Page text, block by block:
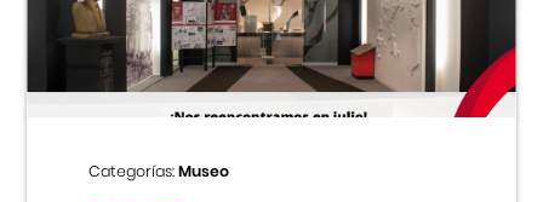
Centro Cultural Peruano Japonés
Museo de la Inmigración Japonesa
Categorías:Museo